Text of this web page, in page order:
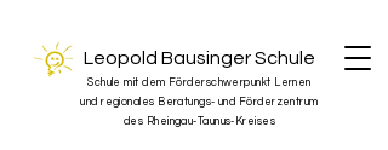
Leopold Bausinger Schule
Schule mit dem Förderschwerpunkt Lernen
und regionales Beratungs- und Förderzentrum
des Rheingau-Taunus-Kreises